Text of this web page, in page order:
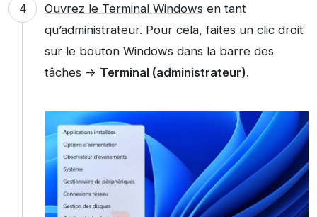
Ouvrez le Terminal Windows en tant
qu’administrateur. Pour cela, faites un clic droit
sur le bouton Windows dans la barre des
tâches -> Terminal (administrateur).